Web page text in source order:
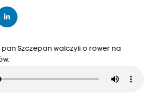
Szczepan walczyli o rower na